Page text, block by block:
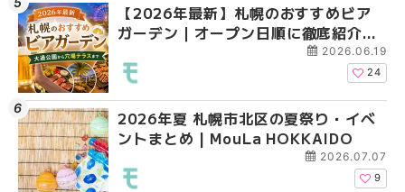
【2026年最新】札幌のおすすめビア
ガーデン｜オープン日順に徹底紹介！
大通公園から穴場テラスまで | MouLa
HOKKAIDO
2026.06.19
24
2026年夏 札幌市北区の夏祭り・イベ
ントまとめ | MouLa HOKKAIDO
2026.07.07
9
2026年夏 札幌市北区
ントまとめ | MouLa
2026年夏 札幌市清田
ベントまとめ |
2026年夏 札幌市手稲
ベントまとめ |
2026年夏 札幌市清田
ベントまとめ |